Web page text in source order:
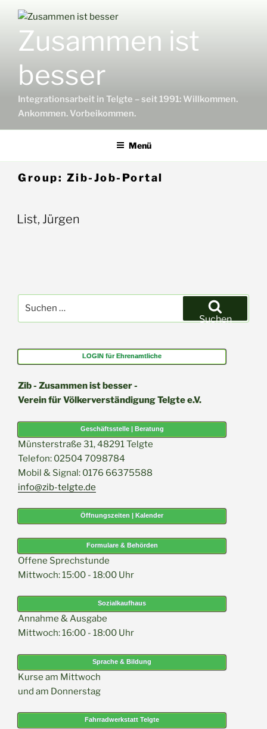
Inhalt
springenZusammen ist
besser
Integrationsarbeit in Telgte – seit 1991: Willkommen.
Ankommen. Vorbeikommen.
Menü
Group: Zib-Job-Portal
List, Jürgen
nach:
Suchen
LOGIN für Ehrenamtliche
Zib - Zusammen ist besser -
Verein für Völkerverständigung Telgte e.V.
Geschäftsstelle | Beratung
Münsterstraße 31, 48291 Telgte
Telefon: 02504 7098784
Mobil & Signal: 0176 66375588
info@zib-telgte.de
Öffnungszeiten | Kalender
Formulare & Behörden
Offene Sprechstunde
Mittwoch: 15:00 - 18:00 Uhr
Sozialkaufhaus
Annahme & Ausgabe
Mittwoch: 16:00 - 18:00 Uhr
Sprache & Bildung
Kurse am Mittwoch
und am Donnerstag
Fahrradwerkstatt Telgte